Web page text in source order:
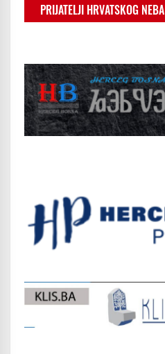
PRIJATELJI HRVATSKOG NEBA